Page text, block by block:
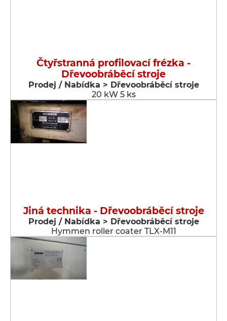
Čtyřstranná profilovací frézka -
Dřevoobráběcí stroje
Prodej / Nabídka > Dřevoobráběcí stroje
20 kW 5 ks
Jiná technika - Dřevoobráběcí stroje
Prodej / Nabídka > Dřevoobráběcí stroje
Hymmen roller coater TLX-M11